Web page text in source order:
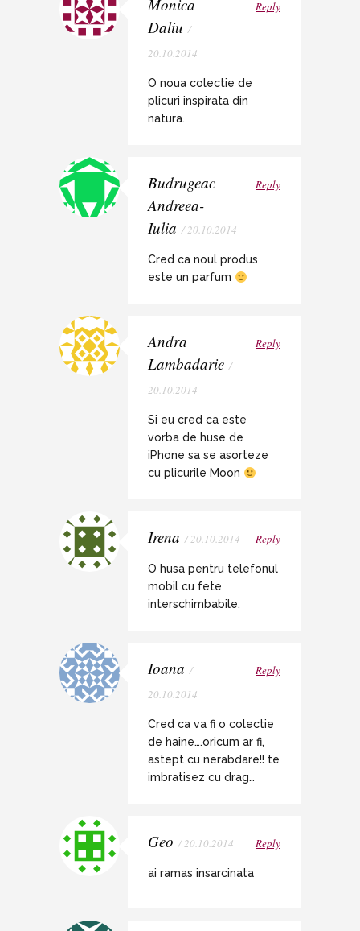
Monica
Daliu /
20.10.2014
Reply
O noua colectie de
plicuri inspirata din
natura.
Budrugeac
Andreea-
Iulia / 20.10.2014
Reply
Cred ca noul produs
este un parfum
Andra
Lambadarie /
20.10.2014
Reply
Si eu cred ca este
vorba de huse de
iPhone sa se asorteze
cu plicurile Moon
Irena / 20.10.2014 Reply
O husa pentru telefonul
mobil cu fete
interschimbabile.
Ioana /
20.10.2014
Reply
Cred ca va fi o colectie
de haine….oricum ar fi,
astept cu nerabdare!! te
imbratisez cu drag…
Geo / 20.10.2014 Reply
ai ramas insarcinata